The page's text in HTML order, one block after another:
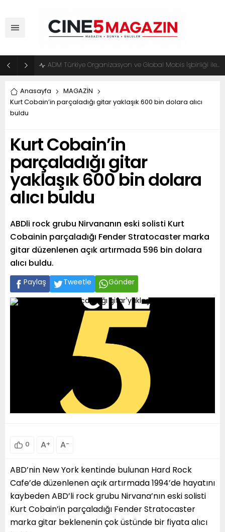
ADM Türkiye Organizasyon ve Global Mobis İşbirliği ile Halka Açık Motosiklet Festivali
Anasayfa
MAGAZİN
Kurt Cobain’in parçaladığı gitar yaklaşık 600 bin dolara alıcı
buldu
Kurt Cobain’in
parçaladığı gitar
yaklaşık 600 bin dolara
alıcı buldu
ABDli rock grubu Nirvananın eski solisti Kurt
Cobainin parçaladığı Fender Stratocaster marka
gitar düzenlenen açık artırmada 596 bin dolara
alıcı buldu.
Paylaş Tweetle Gönder
0 A+ A-
ABD’nin New York kentinde bulunan Hard Rock
Cafe’de düzenlenen açık artırmada 1994’de hayatını
kaybeden ABD’li rock grubu Nirvana’nın eski solisti
Kurt Cobain’in parçaladığı Fender Stratocaster
marka gitar beklenenin çok üstünde bir fiyata alıcı